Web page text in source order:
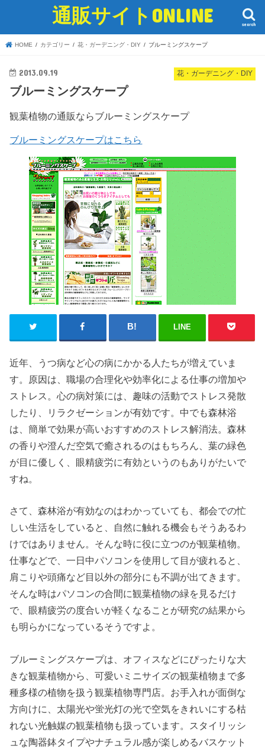
通販サイトONLINE search
HOME カテゴリー 花・ガーデニング・DIY ブルーミングスケープ
花・ガーデニング・DIY
2013.09.19
ブルーミングスケープ
観葉植物の通販ならブルーミングスケープ
ブルーミングスケープはこちら
LINE
近年、うつ病など心の病にかかる人たちが増えていま
す。原因は、職場の合理化や効率化による仕事の増加や
ストレス。心の病対策には、趣味の活動でストレス発散
したり、リラクゼーションが有効です。中でも森林浴
は、簡単で効果が高いおすすめのストレス解消法。森林
の香りや澄んだ空気で癒されるのはもちろん、葉の緑色
が目に優しく、眼精疲労に有効というのもありがたいで
すね。
さて、森林浴が有効なのはわかっていても、都会での忙
しい生活をしていると、自然に触れる機会もそうあるわ
けではありません。そんな時に役に立つのが観葉植物。
仕事などで、一日中パソコンを使用して目が疲れると、
肩こりや頭痛など目以外の部分にも不調が出てきます。
そんな時はパソコンの合間に観葉植物の緑を見るだけ
で、眼精疲労の度合いが軽くなることが研究の結果から
も明らかになっているそうですよ。
ブルーミングスケープは、オフィスなどにぴったりな大
きな観葉植物から、可愛いミニサイズの観葉植物まで多
種多様の植物を扱う観葉植物専門店。お手入れが面倒な
方向けに、太陽光や蛍光灯の光で空気をきれいにする枯
れない光触媒の観葉植物も扱っています。スタイリッシ
ュな陶器鉢タイプやナチュラル感が楽しめるバスケット